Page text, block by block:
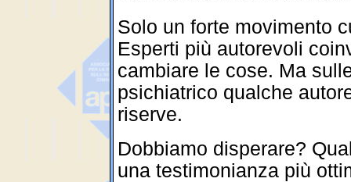
Solo un forte movimento
Esperti più autorevoli
cambiare le cose. Ma
psichiatrico qualche
riserve.
Dobbiamo disperare?
una testimonianza più